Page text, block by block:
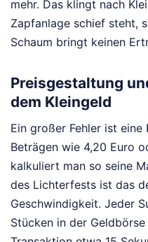
mehr. Das klingt nach
Zapfanlage schief steht,
Schaum bringt keinen
Preisgestaltung
dem Kleingeld
Ein großer Fehler ist
Beträgen wie 4,20 Euro
kalkuliert man so seine
des Lichterfests ist das
Geschwindigkeit. Jeder
Stücken in der